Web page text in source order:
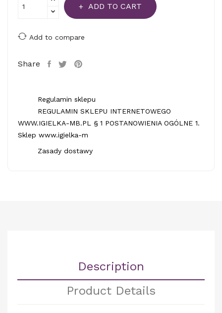
ADD TO CART
Add to compare
Share
Regulamin sklepu
REGULAMIN SKLEPU INTERNETOWEGO
WWW.IGIELKA-MB.PL § 1 POSTANOWIENIA OGÓLNE 1.
Sklep www.igielka-m
Zasady dostawy
Description
Product Details